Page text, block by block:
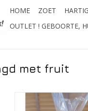
HOME ZOET HARTIG
OUTLET ! GEBOORTE,
met fruit
Agar fruit bloempjes
een mica zakje van